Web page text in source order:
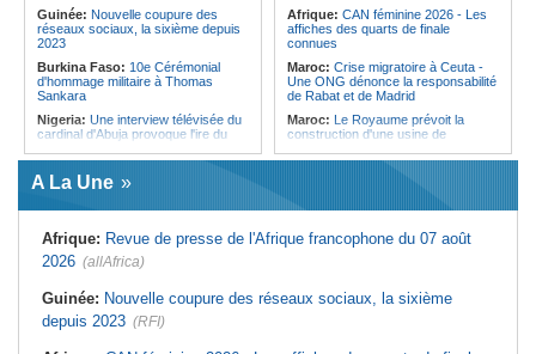
Guinée: Nouvelle coupure des
réseaux sociaux, la sixième depuis
2023
Burkina Faso: 10e Cérémonial
d'hommage militaire à Thomas
Sankara
Nigeria: Une interview télévisée du
cardinal d'Abuja provoque l'ire du
Afrique de l'Ouest:
22 milliards de FCFA en obligations
l'UEMOA
Cote d'Ivoire:Le retour du tambour
parleur «Djidji Ayôkwé» prend une
dimension politique
Guinée:
Le président dissipe les
doutes concernant son état de
santé dans un message publié sur X
Afrique: CAN féminine 2026 - Les
affiches des quarts de finale
connues
Maroc: Crise migratoire à Ceuta -
Une ONG dénonce la responsabilité
de Rabat et de Madrid
Maroc: Le Royaume prévoit la
construction d'une usine de
déchets à Casablanca
agents de sécurité, selon des
associations
Maroc:Au-délà du communiqué -
de Sebta
A La Une
Afrique: Revue de presse de l'Afrique francophone du 07 août
2026 (allAfrica)
Guinée: Nouvelle coupure des réseaux sociaux, la sixième
depuis 2023 (RFI)